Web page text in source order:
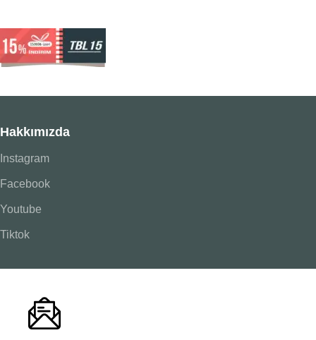
Hakkımızda
Instagram
Facebook
Youtube
Tiktok